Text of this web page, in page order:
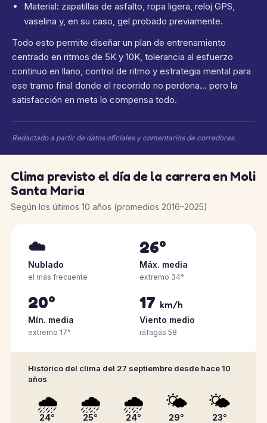
Material: zapatillas de asfalto, ropa ligera, reloj GPS,
vaselina y, en su caso, gel probado previamente.
Todo esto permite diseñar un plan de entrenamiento
centrado en ritmos de 5K y 10K, tolerancia al esfuerzo
continuo en llano, control de ritmo y estrategia mental para
ese tramo final donde el recorrido no perdona… pero la
satisfacción en meta lo compensa todo.
Redactado a partir de datos oficiales y comentarios de corredores.
Clima previsto el día de la carrera en Moli
Santa Maria
Según los últimos 10 años (promedios 2016–2025)
☁️
Nublado
el más frecuente
26°
Máx. media
extremo 34°
20°
Mín. media
extremo 17°
17 km/h
Viento medio
ráfagas 58
Histórico del clima del 27 septiembre desde hace 10
años
🌧️
24°
🌧️
25°
🌧️
24°
🌤️
29°
🌤️
23°